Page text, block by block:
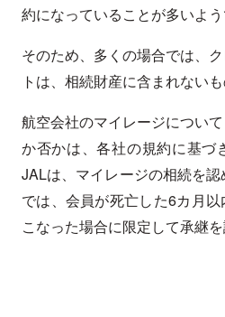
約になっていることが多いよう
そのため、多くの場合では、
トは、相続財産に含まれないも
航空会社のマイレージについ
か否かは、各社の規約に基づ
JALは、マイレージの相続を
では、会員が死亡した6カ月
こなった場合に限定して承継を